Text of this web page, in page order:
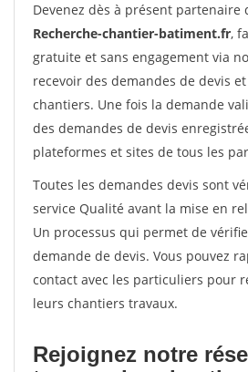
Devenez dès à présent partenaire
Recherche-chantier-batiment.fr,
gratuite et sans engagement via
recevoir des demandes de devis
chantiers. Une fois la demande
des demandes de devis
plateformes et sites de tous les
Toutes les demandes devis sont
service Qualité avant la mise en
Un processus qui permet de
demande de devis. Vous pouvez
contact avec les particuliers pour
leurs chantiers travaux.
Rejoignez notre